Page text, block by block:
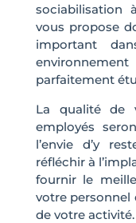
sociabilisation
vous propose
important
parfaitement
La qualité de
employés
l’envie d’y
réfléchir à
fournir le
votre personnel
de votre activité.